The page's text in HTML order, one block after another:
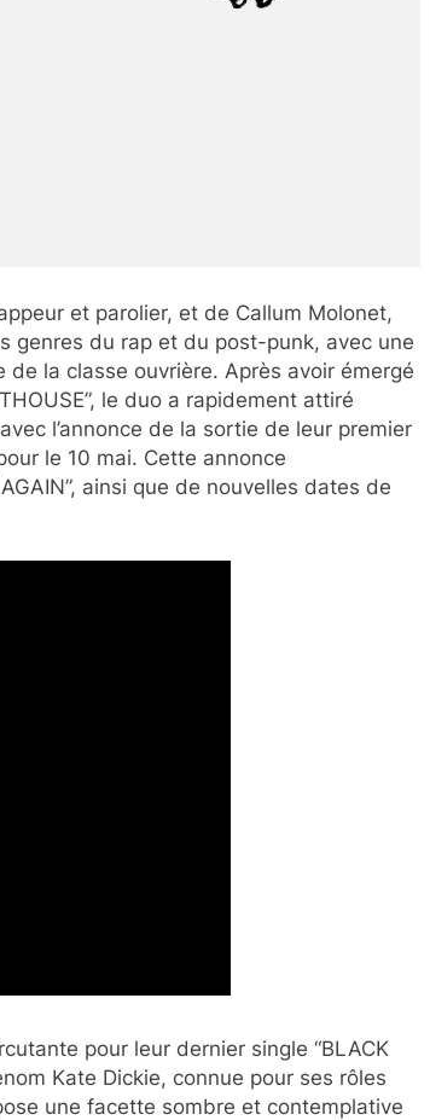
et parolier, et de Callum Molonet,
genres du rap et du post-punk, avec une
la classe ouvrière. Après avoir émergé
le duo a rapidement attiré
l’annonce de la sortie de leur premier
le 10 mai. Cette annonce
ainsi que de nouvelles dates de
pour leur dernier single “BLACK
Kate Dickie, connue pour ses rôles
une facette sombre et contemplative